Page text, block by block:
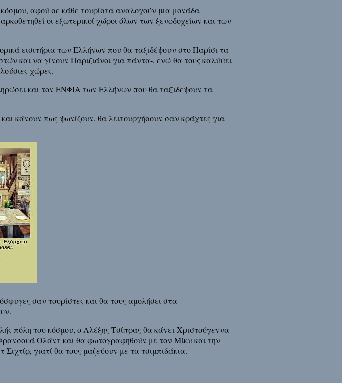
αφού σε κάθε τουρίστα αναλογούν μια μονάδα
οι εξωτερικοί χώροι όλων των ξενοδοχείων και των
εισιτήρια των Ελλήνων που θα ταξιδέψουν στο Παρίσι τα
και να γίνουν Παριζιάνοι για πάντα-, ενώ θα τους καλύψει
χώρες.
και τον ΕΝΦΙΑ των Ελλήνων που θα ταξιδεψουν τα
κάνουν πως ψωνίζουν, θα λειτουργήσουν σαν κράχτες για
σαν τουρίστες και θα τους αμολήσει στα
πόλη του κόσμου, ο Αλέξης Τσίπρας θα κάνει Χριστούγεννα
Ολάντ και θα φωτογραφηθούν με τον Μίκυ και την
γιατί θα τους μαζεύουν με τα τσιμπιδάκια.